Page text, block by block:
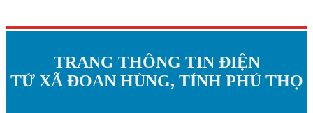
TRANG THÔNG TIN ĐIỆN
TỬ XÃ ĐOAN HÙNG, TỈNH PHÚ THỌ